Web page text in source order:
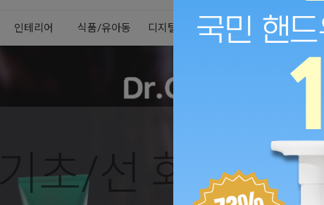
인테리어 식품/유아동 디지털/가전 스포츠/레저 건강/
초/선 화장품